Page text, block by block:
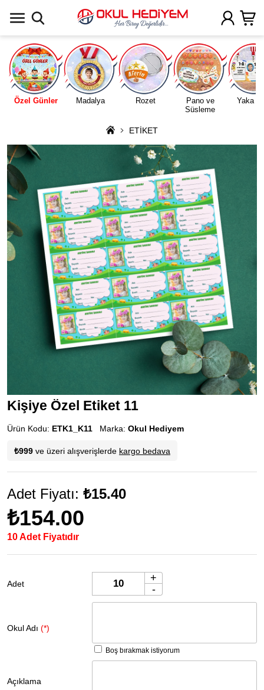
Özel Günler Madalya Rozet
Pano ve
Süsleme
Yaka
ETİKET
Kişiye Özel Etiket 11
Ürün Kodu: ETK1_K11 Marka: Okul Hediyem
₺999 ve üzeri alışverişlerde kargo bedava
Adet Fiyatı: ₺15.40
₺154.00
10 Adet Fiyatıdır
Adet
+
-
Okul Adı (*)
Boş bırakmak istiyorum
Açıklama
Uygulamada Aç